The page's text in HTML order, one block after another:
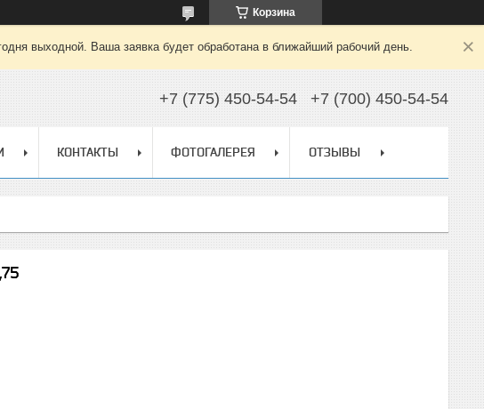
Корзина
выходной. Ваша заявка будет обработана в ближайший рабочий день.
+7 (775) 450-54-54 +7 (700) 450-54-54
КОНТАКТЫ ФОТОГАЛЕРЕЯ ОТЗЫВЫ